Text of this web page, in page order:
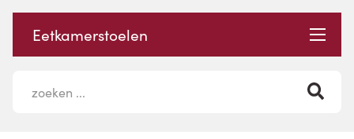
Eetkamerstoelen